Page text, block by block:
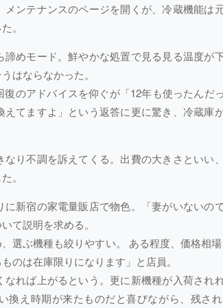
ンテナンスのページを開くが、冷蔵機能は
。
めモード。鮮やかな処置で見る見る温度が
はならなかった。
のアドバイスを仰ぐが「12年も使ったんだ
てますよ」という返答に更に驚き、冷蔵庫
り不調を訴えてくる。出費の大きさといい
。
新宿の家電量販店で物色。「妻がいないの
て説明を求める。
選ぶ機種も絞りやすい。 ある程度、価格相
のは在庫限りになります」と店員。
れば上がるという。更に新機種が入荷され
換え時期が来たものだと喜びながら、残さ